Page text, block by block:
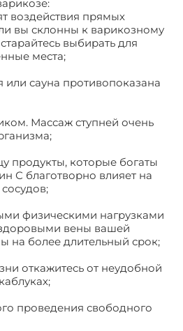
воздействия прямых
вы склонны к варикозному
выбирать для
места;
или сауна противопоказана
Массаж ступней очень
продукты, которые богаты
С благотворно влияет на
физическими нагрузками
вены вашей
на более длительный срок;
откажитесь от неудобной
проведения свободного